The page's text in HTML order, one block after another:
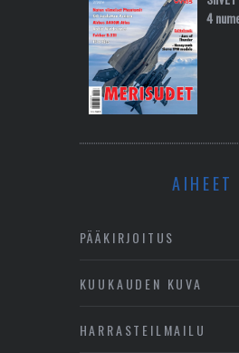
4
AIHEET
PÄÄKIRJOITUS
KUUKAUDEN KUVA
HARRASTEILMAILU